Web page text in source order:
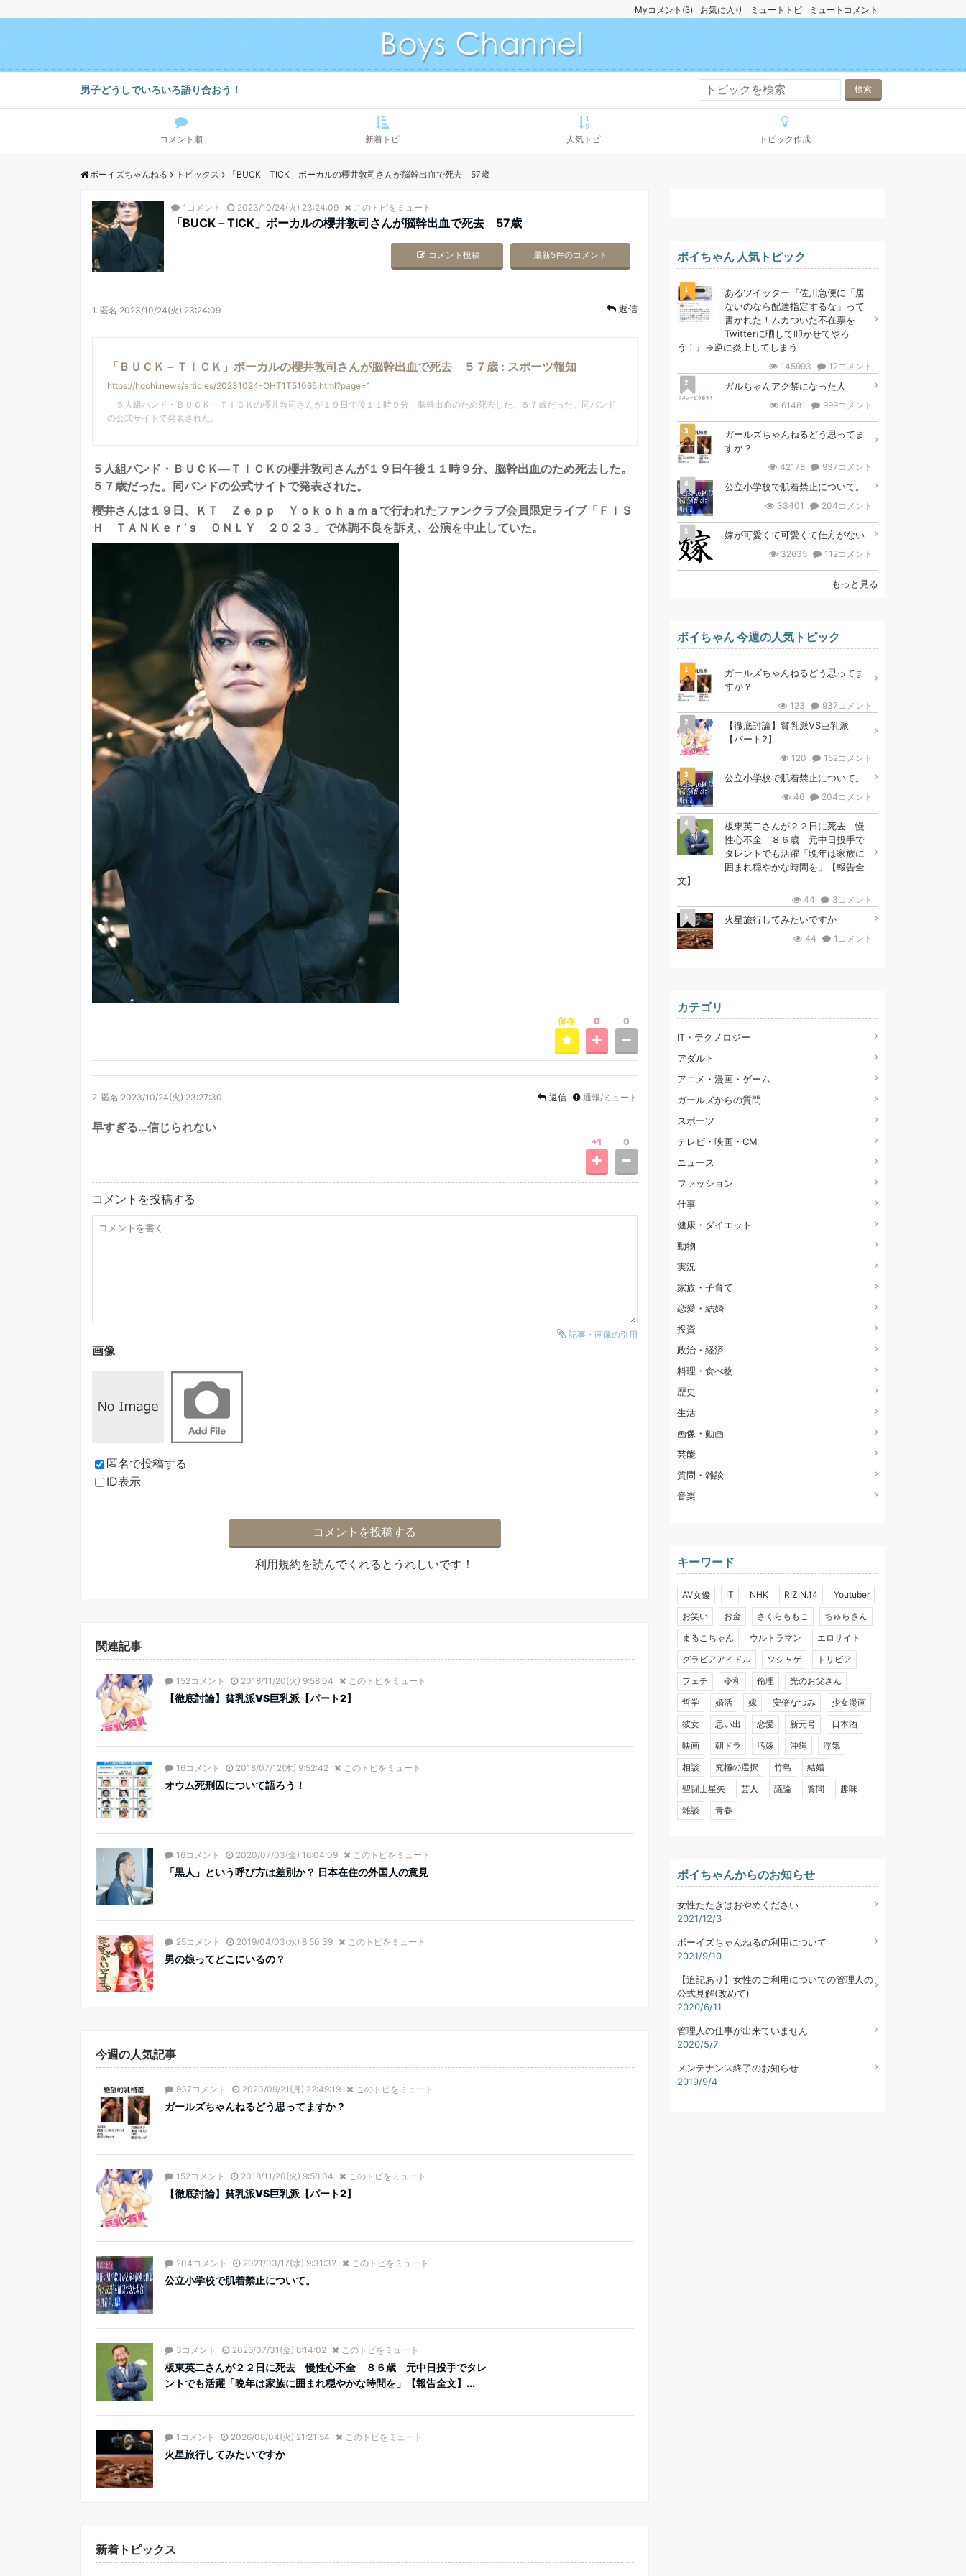
ミュートコメント
ミュートトピ
お気に入り
Myコメント(β)
男子どうしでいろいろ語り合おう！
コメント順 新着トピ 人気トピ トピック作成
ボーイズちゃんねる トピックス 「BUCK－TICK」ボーカルの櫻井敦司さんが脳幹出血で死去 57歳
1コメント 2023/10/24(火) 23:24:09 このトピをミュート
「BUCK－TICK」ボーカルの櫻井敦司さんが脳幹出血で死去 57歳
コメント投稿 最新5件のコメント
1. 匿名 2023/10/24(火) 23:24:09 返信
「ＢＵＣＫ－ＴＩＣＫ」ボーカルの櫻井敦司さんが脳幹出血で死去 ５７歳 : スポーツ報知
https://hochi.news/articles/20231024-OHT1T51065.html?page=1
５人組バンド・ＢＵＣＫ―ＴＩＣＫの櫻井敦司さんが１９日午後１１時９分、脳幹出血のため死去した。５７歳だった。同バンド
の公式サイトで発表された。
５人組バンド・ＢＵＣＫ―ＴＩＣＫの櫻井敦司さんが１９日午後１１時９分、脳幹出血のため死去した。
５７歳だった。同バンドの公式サイトで発表された。
櫻井さんは１９日、ＫＴ Ｚｅｐｐ Ｙｏｋｏｈａｍａで行われたファンクラブ会員限定ライブ「ＦＩＳ
Ｈ ＴＡＮＫｅｒ’ｓ ＯＮＬＹ ２０２３」で体調不良を訴え、公演を中止していた。
保存 0 0
2. 匿名 2023/10/24(火) 23:27:30 返信 通報/ミュート
早すぎる…信じられない
+1 0
コメントを投稿する
記事・画像の引用
画像
匿名で投稿する
ID表示
利用規約を読んでくれるとうれしいです！
関連記事
152コメント 2018/11/20(火) 9:58:04 このトピをミュート
【徹底討論】貧乳派VS巨乳派【パート2】
16コメント 2018/07/12(木) 9:52:42 このトピをミュート
オウム死刑囚について語ろう！
16コメント 2020/07/03(金) 16:04:09 このトピをミュート
「黒人」という呼び方は差別か？ 日本在住の外国人の意見
25コメント 2019/04/03(水) 8:50:39 このトピをミュート
男の娘ってどこにいるの？
今週の人気記事
937コメント 2020/09/21(月) 22:49:19 このトピをミュート
ガールズちゃんねるどう思ってますか？
152コメント 2018/11/20(火) 9:58:04 このトピをミュート
【徹底討論】貧乳派VS巨乳派【パート2】
204コメント 2021/03/17(水) 9:31:32 このトピをミュート
公立小学校で肌着禁止について。
3コメント 2026/07/31(金) 8:14:02 このトピをミュート
板東英二さんが２２日に死去 慢性心不全 ８６歳 元中日投手でタレ
ントでも活躍「晩年は家族に囲まれ穏やかな時間を」【報告全文】...
1コメント 2026/08/04(火) 21:21:54 このトピをミュート
火星旅行してみたいですか
新着トピックス
ボイちゃん 人気トピック
1
あるツイッター『佐川急便に「居
ないのなら配達指定するな」って
書かれた！ムカついた不在票を
Twitterに晒して叩かせてやろ
う！』→逆に炎上してしまう
145993 12コメント
2 ガルちゃんアク禁になった人
61481 999コメント
3
ガールズちゃんねるどう思ってま
すか？
42178 937コメント
4 公立小学校で肌着禁止について。
33401 204コメント
5 嫁が可愛くて可愛くて仕方がない
32635 112コメント
もっと見る
ボイちゃん 今週の人気トピック
1
ガールズちゃんねるどう思ってま
すか？
123 937コメント
2
【徹底討論】貧乳派VS巨乳派
【パート2】
120 152コメント
3 公立小学校で肌着禁止について。
46 204コメント
4
板東英二さんが２２日に死去 慢
性心不全 ８６歳 元中日投手で
タレントでも活躍「晩年は家族に
囲まれ穏やかな時間を」【報告全
文】
44 3コメント
5 火星旅行してみたいですか
44 1コメント
カテゴリ
IT・テクノロジー
アダルト
アニメ・漫画・ゲーム
ガールズからの質問
スポーツ
テレビ・映画・CM
ニュース
ファッション
仕事
健康・ダイエット
動物
実況
家族・子育て
恋愛・結婚
投資
政治・経済
料理・食べ物
歴史
生活
画像・動画
芸能
質問・雑談
音楽
キーワード
AV女優 IT NHK RIZIN.14
Youtuber
お笑い
お金 さくらももこ
ちゅらさん
まるこちゃん
ウルトラマン
エロサイト
グラビアアイドル
ソシャゲ
トリビア
フェチ
令和 倫理
光のお父さん
哲学
婚活 嫁 安倍なつみ
少女漫画
彼女
思い出 恋愛 新元号
日本酒
映画
朝ドラ 汚嫁 沖縄
浮気
相談
究極の選択 竹島
結婚
聖闘士星矢
芸人 議論 質問
趣味
雑談
青春
ボイちゃんからのお知らせ
女性たたきはおやめください
2021/12/3
ボーイズちゃんねるの利用について
2021/9/10
【追記あり】女性のご利用についての管理人の
公式見解(改めて)
2020/6/11
管理人の仕事が出来ていません
2020/5/7
メンテナンス終了のお知らせ
2019/9/4